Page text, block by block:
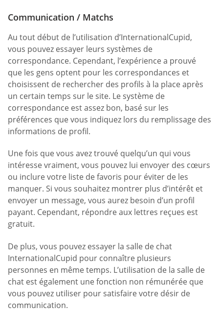
Communication / Matchs
Au tout début de l’utilisation d’InternationalCupid,
vous pouvez essayer leurs systèmes de
correspondance. Cependant, l’expérience a prouvé
que les gens optent pour les correspondances et
choisissent de rechercher des profils à la place après
un certain temps sur le site. Le système de
correspondance est assez bon, basé sur les
préférences que vous indiquez lors du remplissage des
informations de profil.
Une fois que vous avez trouvé quelqu’un qui vous
intéresse vraiment, vous pouvez lui envoyer des cœurs
ou inclure votre liste de favoris pour éviter de les
manquer. Si vous souhaitez montrer plus d’intérêt et
envoyer un message, vous aurez besoin d’un profil
payant. Cependant, répondre aux lettres reçues est
gratuit.
De plus, vous pouvez essayer la salle de chat
InternationalCupid pour connaître plusieurs
personnes en même temps. L’utilisation de la salle de
chat est également une fonction non rémunérée que
vous pouvez utiliser pour satisfaire votre désir de
communication.